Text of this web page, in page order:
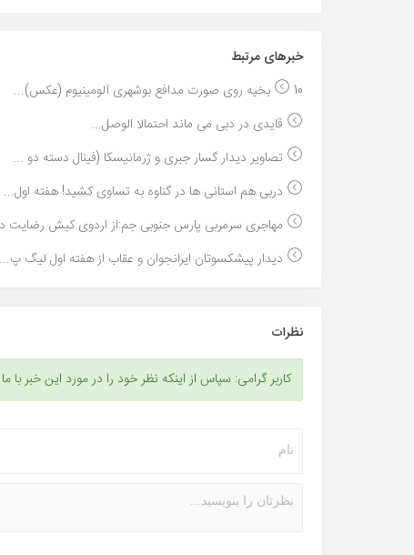
خبر‌های مرتبط
10 بخیه روی صورت مدافع بوشهری آلومینیوم (عکس)...
قایدی در دبی می ماند احتمالا الوصل...
تصاویر دیدار گسار جبرى و ژرمانیسکا (فینال دسته دو ...
دربی هم استانی ها در گناوه به تساوی کشید! هفته اول...
مهاجری سرمربی پارس جنوبی جم:از اردوی کیش رضایت
دیدار پیشکسوتان ایرانجوان و عقاب از هفته اول لیگ پ...
نظرات
کاربر گرامی: سپاس از اینکه نظر خود را در مورد این خبر با